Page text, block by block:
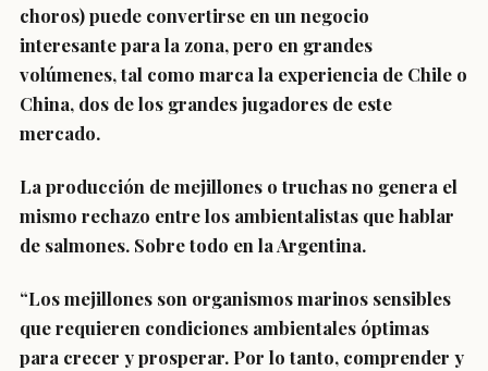
choros) puede convertirse en un negocio
interesante para la zona, pero en grandes
volúmenes, tal como marca la experiencia de Chile o
China, dos de los grandes jugadores de este
mercado.
La producción de mejillones o truchas no genera el
mismo rechazo entre los ambientalistas que hablar
de salmones. Sobre todo en la Argentina.
“Los mejillones son organismos marinos sensibles
que requieren condiciones ambientales óptimas
para crecer y prosperar. Por lo tanto, comprender y